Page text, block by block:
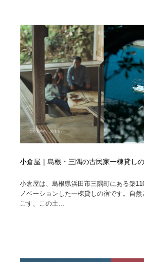
小倉屋｜島根・三隅の古民家一棟貸し
小倉屋は、島根県浜田市三隅町にある築
ノベーションした一棟貸しの宿です。自
ごす、この土...